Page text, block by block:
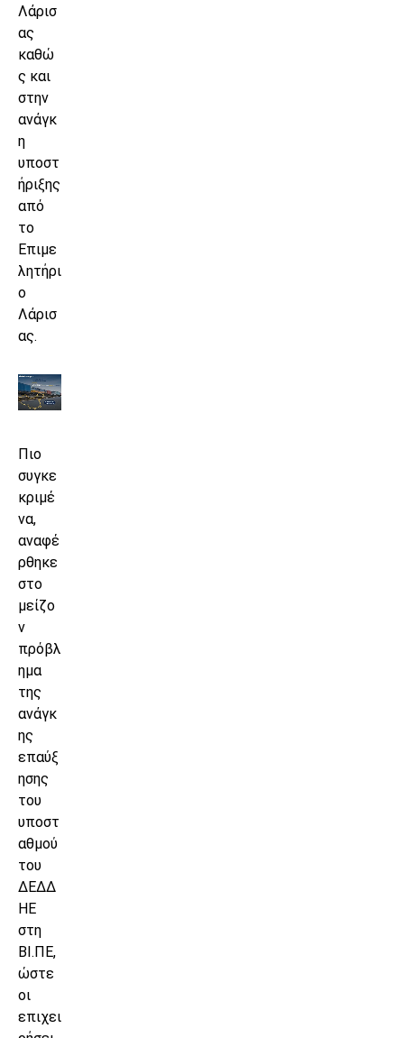
Λάρισ
ας
καθώ
ς και
στην
ανάγκ
η
υποστ
ήριξης
από
το
Επιμε
λητήρι
ο
Λάρισ
ας.
Πιο
συγκε
κριμέ
να,
αναφέ
ρθηκε
στο
μείζο
ν
πρόβλ
ημα
της
ανάγκ
ης
επαύξ
ησης
του
υποστ
αθμού
του
ΔΕΔΔ
ΗΕ
στη
ΒΙ.ΠΕ,
ώστε
οι
επιχει